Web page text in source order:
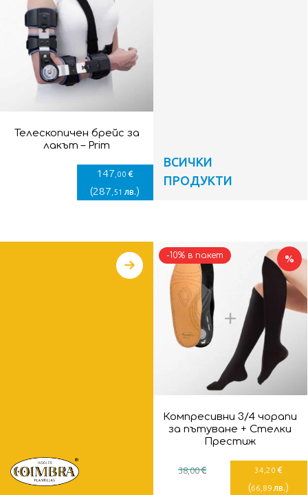
Телескопичен брейс за
лакът – Prim
147 ,00 €
(287 ,51 лв.)
ВСИЧКИ
ПРОДУКТИ
%
Компресивни 3/4 чорапи
за пътуване + Стелки
Престиж
38,00€ 34 ,20 €
(66 ,89 лв.)
-10% в пакет